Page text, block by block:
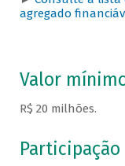
agregado
Valor
R$ 20 milhões.
Participação